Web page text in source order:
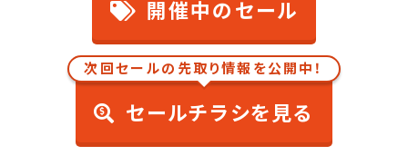
開催中のセール
次回セールの先取り情報を公開中！
セールチラシを見る